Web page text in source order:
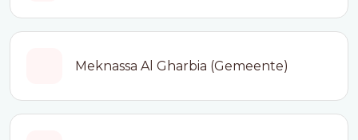
Meknassa Al Gharbia (Gemeente)